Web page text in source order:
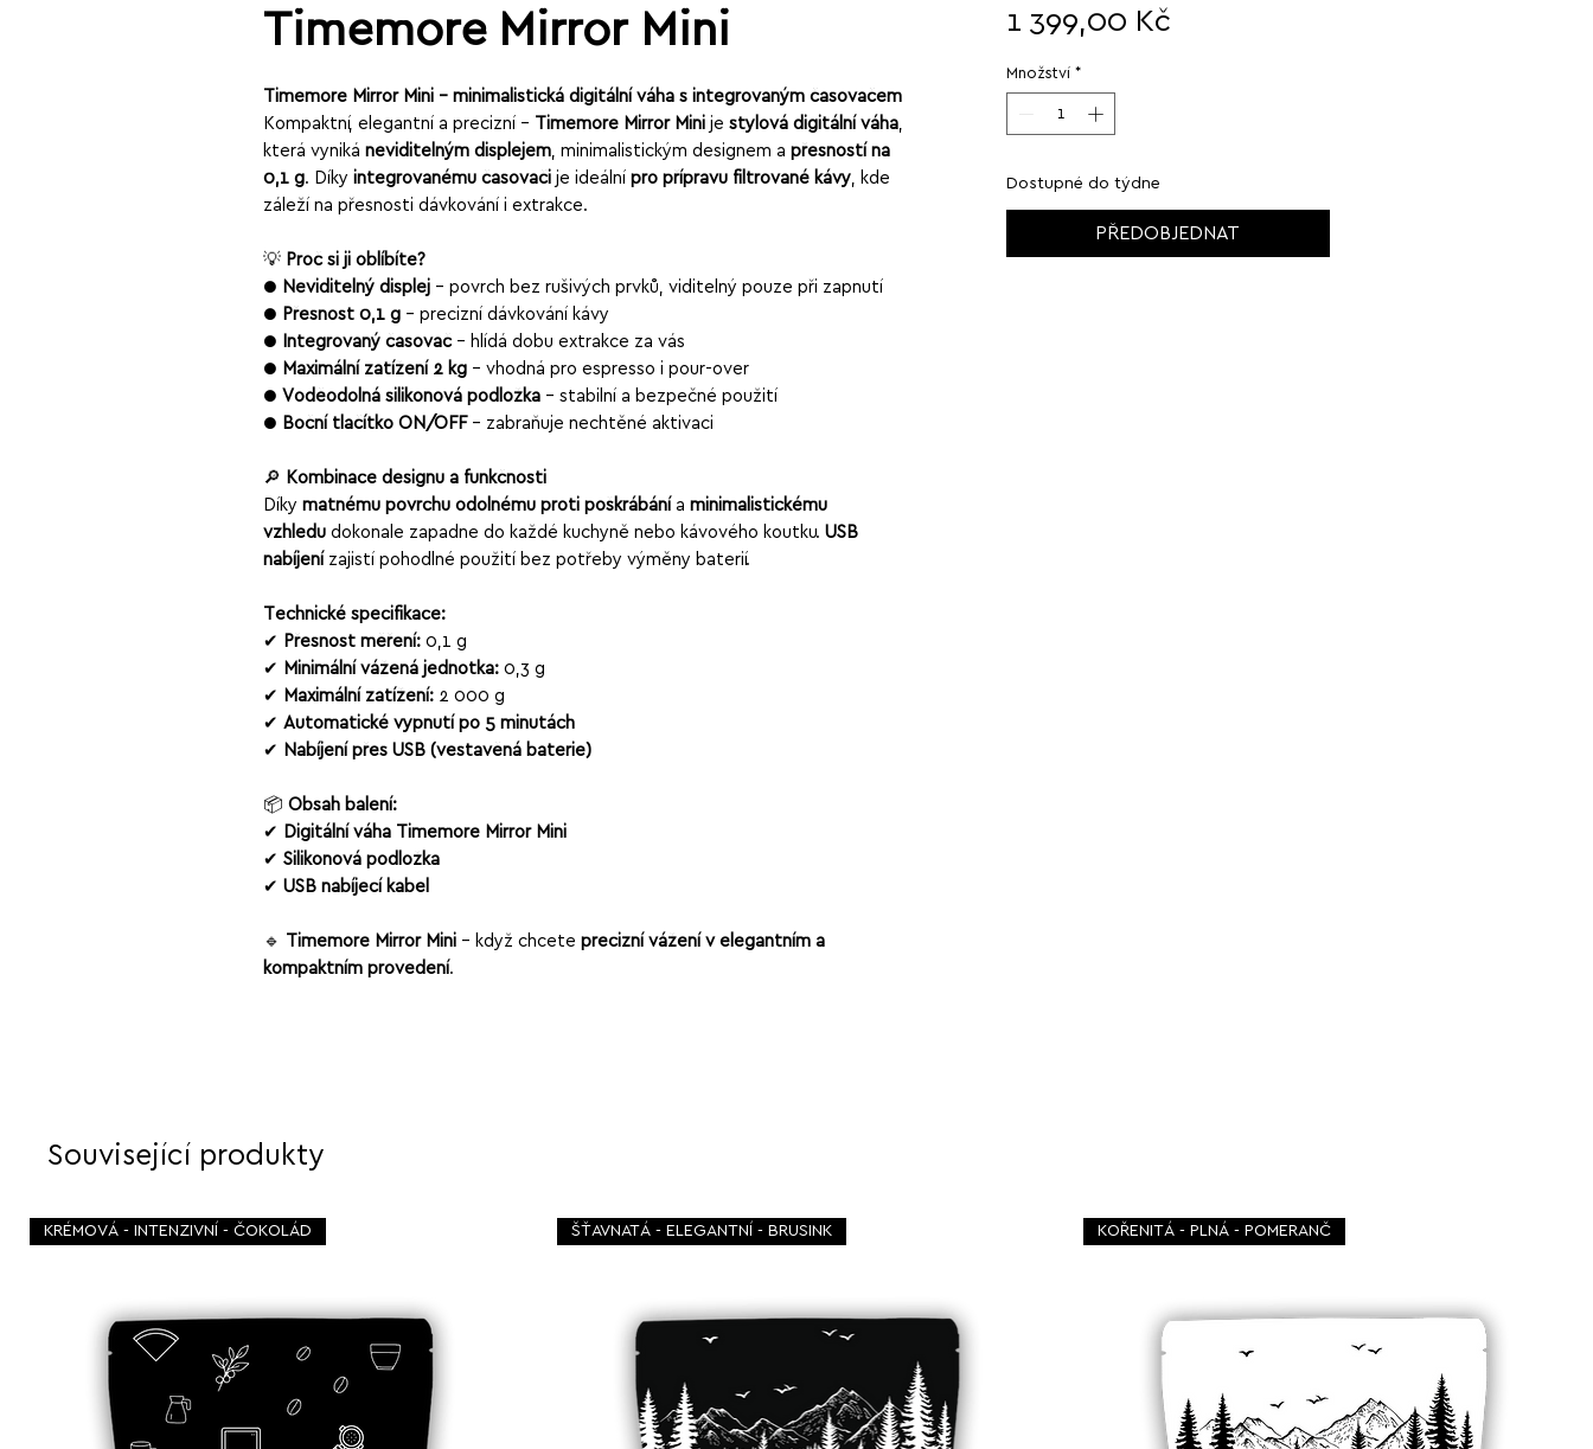
Timemore Mirror Mini
Timemore Mirror Mini – minimalistická digitální váha s integrovaným časovačem
Kompaktní, elegantní a precizní – Timemore Mirror Mini je stylová digitální váha,
která vyniká neviditelným displejem, minimalistickým designem a přesností na
0,1 g. Díky integrovanému časovači je ideální pro přípravu filtrované kávy, kde
záleží na přesnosti dávkování i extrakce.
💡 Proč si ji oblíbíte?
● Neviditelný displej – povrch bez rušivých prvků, viditelný pouze při zapnutí
● Přesnost 0,1 g – precizní dávkování kávy
● Integrovaný časovač– hlídá dobu extrakce za vás
● Maximální zatížení 2 kg – vhodná pro espresso i pour-over
● Voděodolná silikonová podložka – stabilní a bezpečné použití
● Boční tlačítko ON/OFF– zabraňuje nechtěné aktivaci
🔎 Kombinace designu a funkčnosti
Díky matnému povrchu odolnému proti poškrábání a minimalistickému
vzhledu dokonale zapadne do každé kuchyně nebo kávového koutku. USB
nabíjení zajistí pohodlné použití bez potřeby výměny baterií.
Technické specifikace:
✔ Přesnost měření: 0,1 g
✔ Minimální vážená jednotka: 0,3 g
✔ Maximální zatížení: 2 000 g
✔ Automatické vypnutí po 5 minutách
✔ Nabíjení přes USB (vestavěná baterie)
📦 Obsah balení:
✔ Digitální váha Timemore Mirror Mini
✔ Silikonová podložka
✔ USB nabíjecí kabel
🔹 Timemore Mirror Mini – když chcete precizní vážení v elegantním a
kompaktním provedení.
1 399,00 KčCena
Množství *
Dostupné do týdne
PŘEDOBJEDNAT
Související produkty
KRÉMOVÁ - INTENZIVNÍ - ČOKOLÁD ŠŤAVNATÁ - ELEGANTNÍ - BRUSINK KOŘENITÁ - PLNÁ - POMERANČ